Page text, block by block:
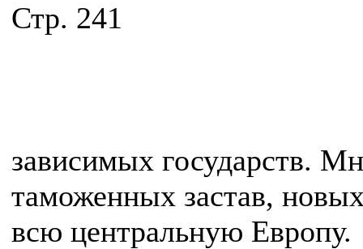
Стр. 241
зависимых государств.
таможенных застав,
всю центральную Европу.